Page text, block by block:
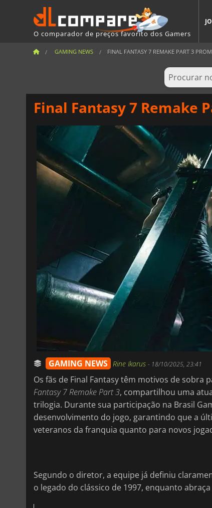
O comparador de preços favorito dos Gamers
GAMING NEWS FINAL FANTASY 7 REMAKE PART 3
Final Fantasy 7
GAMING NEWS Rine Ikarus - 18/10/2025, 23:41
Os fãs de Final Fantasy têm motivos de sobra
Fantasy 7 Remake Part 3, compartilhou uma
trilogia. Durante sua participação na Brasil
desenvolvimento do jogo, garantindo que a
veteranos da franquia quanto para novos
Segundo o diretor, a equipe já definiu
o legado do clássico de 1997, enquanto